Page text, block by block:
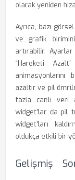
olarak yeniden
Ayrıca, bazı
ve grafik
artırabilir.
“Hareketi
azaltır ve pil
fazla canlı veri
widget'lar da pil
widget'ları
oldukça etkili bir
Gelişmiş